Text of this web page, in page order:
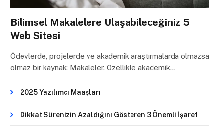
Bilimsel Makalelere Ulaşabileceğiniz 5
Web Sitesi
Ödevlerde, projelerde ve akademik araştırmalarda olmazsa
olmaz bir kaynak: Makaleler. Özellikle akademik…
2025 Yazılımcı Maaşları
Dikkat Sürenizin Azaldığını Gösteren 3 Önemli İşaret